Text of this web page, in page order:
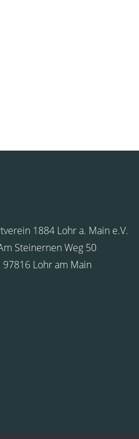
1884 Lohr a. Main e.V.
Steinernen Weg 50
97816 Lohr am Main